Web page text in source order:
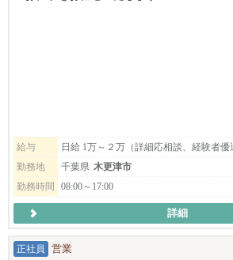
お気軽にお問い合わせください｡
「びびなびを見た」とお伝え頂けますとス
給与
日給 1万～２万（詳細応相談、経験者優
勤務地
千葉県 木更津市
勤務時間
08:00～17:00
詳細
正社員 営業